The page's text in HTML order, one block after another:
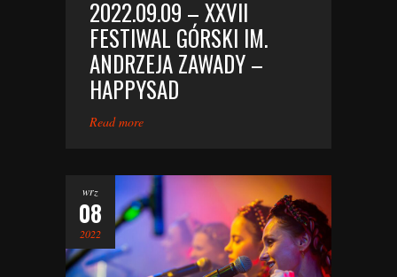
2022.09.09 – XXVII
FESTIWAL GÓRSKI IM.
ANDRZEJA ZAWADY –
HAPPYSAD
Read more
wrz
08
2022